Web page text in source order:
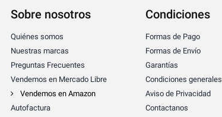
Sobre nosotros
Quiénes somos
Nuestras marcas
Preguntas Frecuentes
Vendemos en Mercado Libre
Vendemos en Amazon
Autofactura
Condiciones
Formas de Pago
Formas de Envío
Garantías
Condiciones generales
Aviso de Privacidad
Contactanos